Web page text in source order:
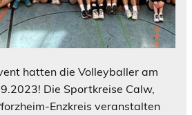
hatten die Volleyballer am
Die Sportkreise Calw,
Enzkreis veranstalten